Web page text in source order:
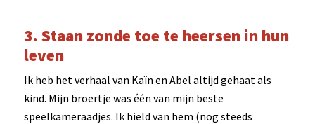
3. Staan zonde toe te heersen in hun
leven
Ik heb het verhaal van Kaïn en Abel altijd gehaat als
kind. Mijn broertje was één van mijn beste
speelkameraadjes. Ik hield van hem (nog steeds